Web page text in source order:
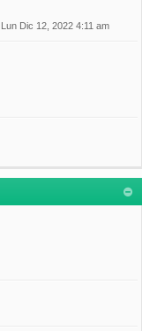
, Lun Dic 12, 2022 4:11 am